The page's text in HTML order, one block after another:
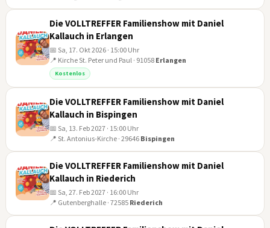
OKT
Die VOLLTREFFER Familienshow mit Daniel
Kallauch in Erlangen
📅 Sa, 17. Okt 2026 · 15:00 Uhr
📍 Kirche St. Peter und Paul · 91058 Erlangen
Kostenlos
FEB
Die VOLLTREFFER Familienshow mit Daniel
Kallauch in Bispingen
📅 Sa, 13. Feb 2027 · 15:00 Uhr
📍 St. Antonius-Kirche · 29646 Bispingen
FEB
Die VOLLTREFFER Familienshow mit Daniel
Kallauch in Riederich
📅 Sa, 27. Feb 2027 · 16:00 Uhr
📍 Gutenberghalle · 72585 Riederich